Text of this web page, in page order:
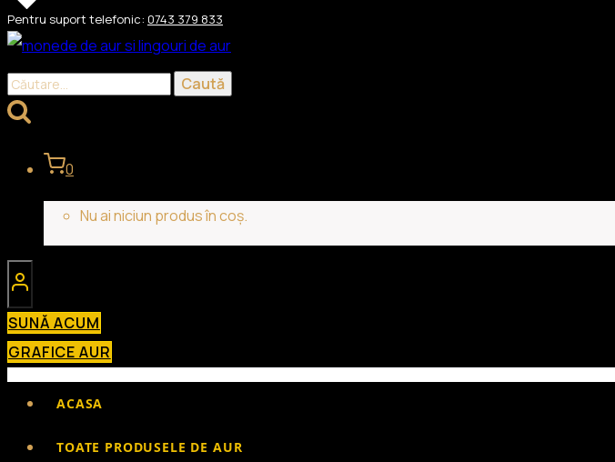
Skip
to
content
Pentru suport telefonic: 0743 379 833
Caută
după:
0
Nu ai niciun produs în coș.
SUNĂ ACUM
GRAFICE AUR
ACASA
TOATE PRODUSELE DE AUR